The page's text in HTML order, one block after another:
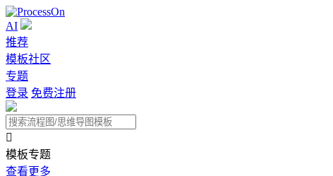
AI
推荐
模板社区
专题
登录 免费注册

模板专题
查看更多